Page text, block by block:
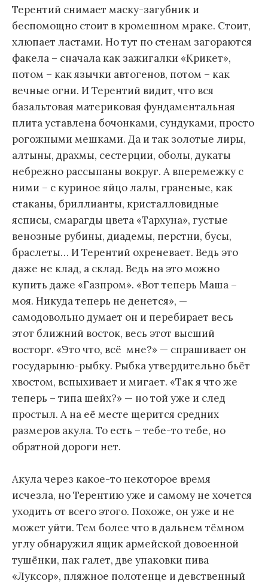
Терентий снимает маску-загубник и
беспомощно стоит в кромешном мраке. Стоит,
хлюпает ластами. Но тут по стенам загораются
факела – сначала как зажигалки «Крикет»,
потом – как язычки автогенов, потом – как
вечные огни. И Терентий видит, что вся
базальтовая материковая фундаментальная
плита уставлена бочонками, сундуками, просто
рогожными мешками. Да и так золотые лиры,
алтыны, драхмы, сестерции, оболы, дукаты
небрежно рассыпаны вокруг. А вперемежку с
ними – с куриное яйцо лалы, граненые, как
стаканы, бриллианты, кристалловидные
ясписы, смарагды цвета «Тархуна», густые
венозные рубины, диадемы, перстни, бусы,
браслеты… И Терентий охреневает. Ведь это
даже не клад, а склад. Ведь на это можно
купить даже «Газпром». «Вот теперь Маша –
моя. Никуда теперь не денется», —
самодовольно думает он и перебирает весь
этот ближний восток, весь этот высший
восторг. «Это что, всё мне?» — спрашивает он
государыню-рыбку. Рыбка утвердительно бьёт
хвостом, вспыхивает и мигает. «Так я что же
теперь – типа шейх?» — но той уже и след
простыл. А на её месте щерится средних
размеров акула. То есть – тебе-то тебе, но
обратной дороги нет.
Акула через какое-то некоторое время
исчезла, но Терентию уже и самому не хочется
уходить от всего этого. Похоже, он уже и не
может уйти. Тем более что в дальнем тёмном
углу обнаружил ящик армейской довоенной
тушёнки, пак галет, две упаковки пива
«Луксор», пляжное полотенце и девственный